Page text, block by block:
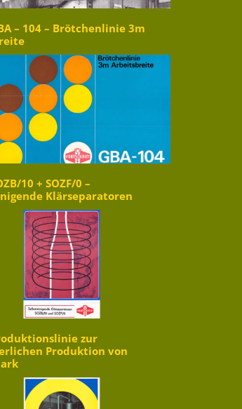
– 104 – Brötchenlinie 3m
10 + SOZF/0 –
Klärseparatoren
zur
Produktion von